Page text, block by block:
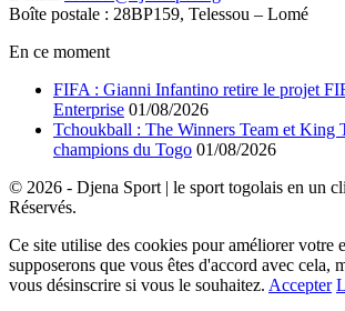
Boîte postale : 28BP159, Telessou – Lomé
En ce moment
FIFA : Gianni Infantino retire le projet
Enterprise 01/08/2026
Tchoukball : The Winners Team et King
champions du Togo 01/08/2026
© 2026 - Djena Sport | le sport togolais en un
Réservés.
Ce site utilise des cookies pour améliorer votre
supposerons que vous êtes d'accord avec cela,
vous désinscrire si vous le souhaitez. Accepter